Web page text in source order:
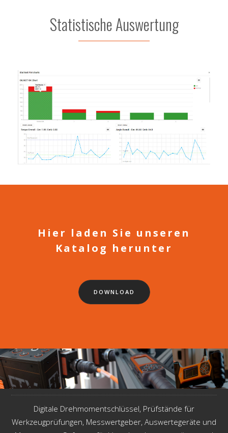
Statistische Auswertung
Hier laden Sie unseren
Katalog herunter
DOWNLOAD
Digitale Drehmomentschlüssel, Prüfstände für
Werkzeugprüfungen, Messwertgeber, Auswertegeräte und